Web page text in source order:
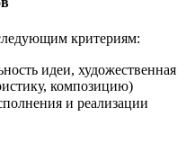
критериям:
идеи, художественная
композицию)
и реализации